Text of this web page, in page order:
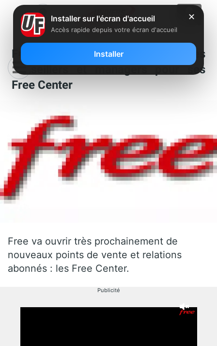
Free recherche toujours des
conseillers et managers pour ses
Free Center
Free va ouvrir très prochainement de
nouveaux points de vente et relations
abonnés : les Free Center.
Publicité
✕
Installer sur l'écran d'accueil
Accès rapide depuis votre écran d'accueil
Installer